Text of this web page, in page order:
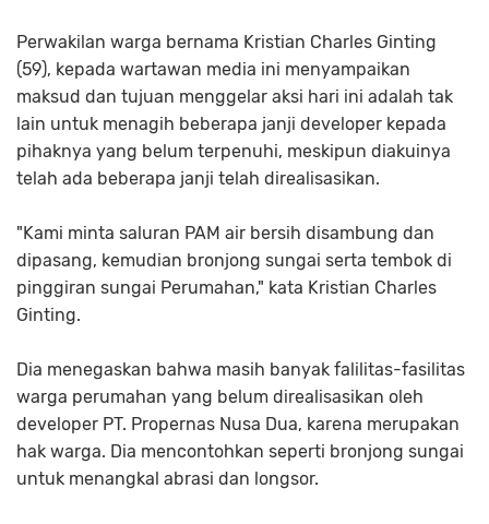
Perwakilan warga bernama Kristian Charles Ginting
(59), kepada wartawan media ini menyampaikan
maksud dan tujuan menggelar aksi hari ini adalah tak
lain untuk menagih beberapa janji developer kepada
pihaknya yang belum terpenuhi, meskipun diakuinya
telah ada beberapa janji telah direalisasikan.
"Kami minta saluran PAM air bersih disambung dan
dipasang, kemudian bronjong sungai serta tembok di
pinggiran sungai Perumahan," kata Kristian Charles
Ginting.
Dia menegaskan bahwa masih banyak falilitas-fasilitas
warga perumahan yang belum direalisasikan oleh
developer PT. Propernas Nusa Dua, karena merupakan
hak warga. Dia mencontohkan seperti bronjong sungai
untuk menangkal abrasi dan longsor.